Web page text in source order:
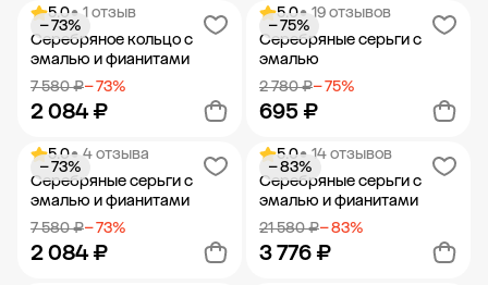
Добавить в корзину Добавить в корзину
5.0• 1 отзыв
Серебряное кольцо с
эмалью и фианитами
7 580 ₽− 73%
2 084 ₽
− 73%
Добавить в корзину
5.0• 19 отзывов
Серебряные серьги с
эмалью
2 780 ₽− 75%
695 ₽
− 75%
Добавить в корзину
5.0• 4 отзыва
Серебряные серьги с
эмалью и фианитами
7 580 ₽− 73%
2 084 ₽
− 73%
5.0• 14 отзывов
Серебряные серьги с
эмалью и фианитами
21 580 ₽− 83%
3 776 ₽
− 83%